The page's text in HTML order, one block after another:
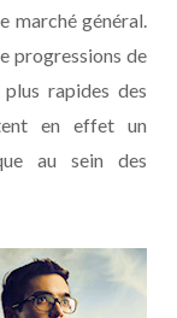
marché général.
progressions de
rapides des
en effet un
au sein des